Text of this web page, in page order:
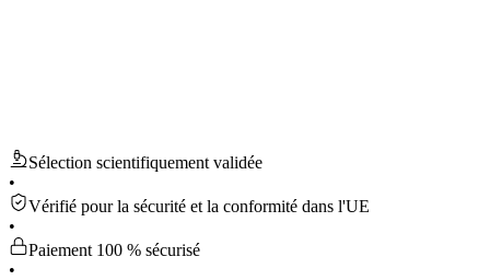
Sélection scientifiquement validée
•
Vérifié pour la sécurité et la conformité dans l'UE
•
Paiement 100 % sécurisé
•